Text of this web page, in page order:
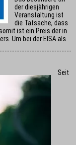
der diesjährigen
Veranstaltung ist
die Tatsache, dass
ist ein Preis der in
Um bei der EISA als
Seit